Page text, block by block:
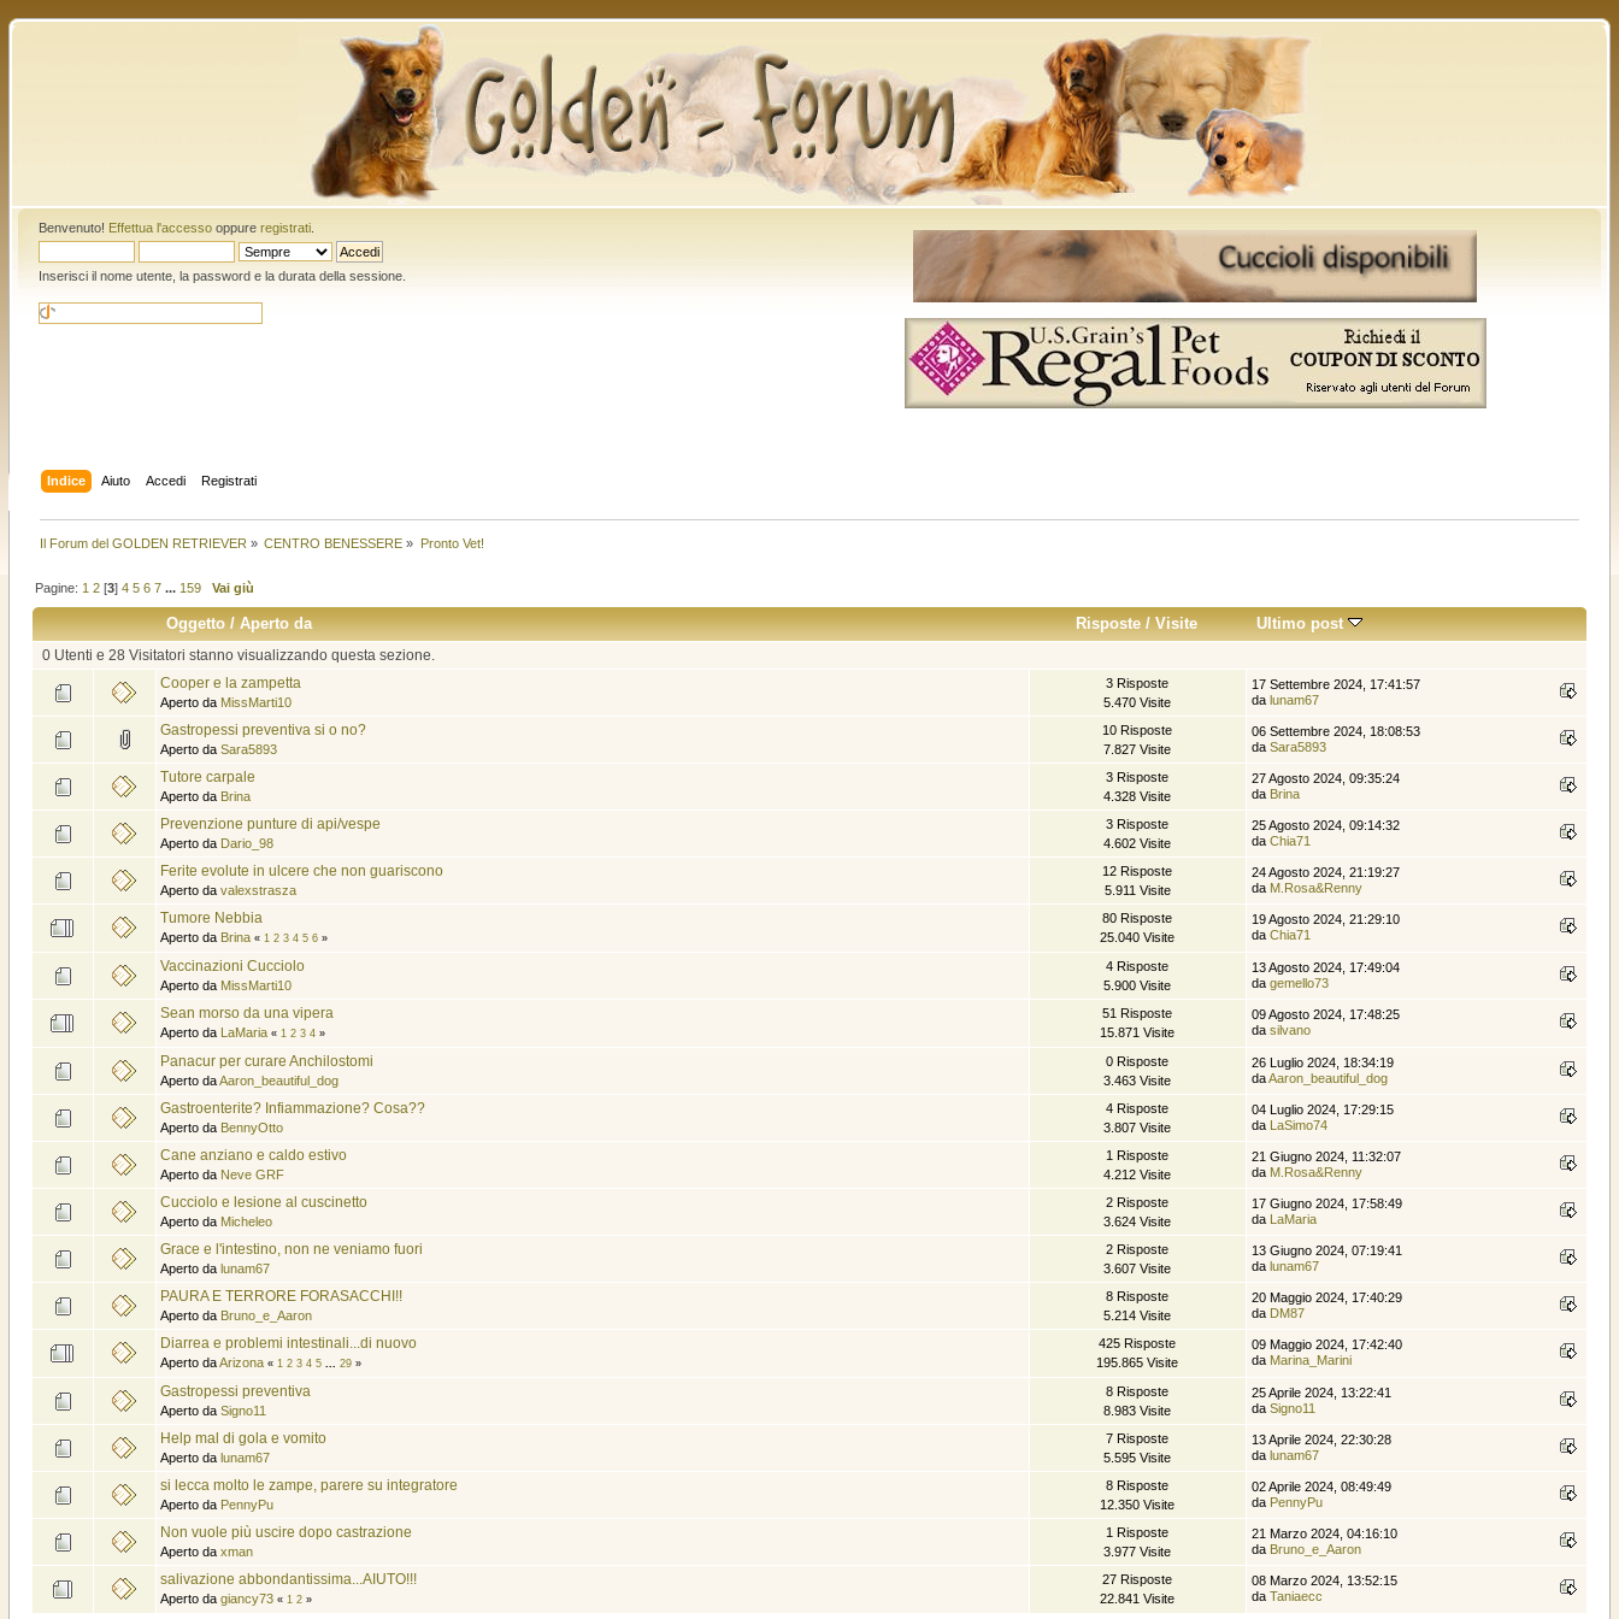
Benvenuto! Effettua l'accessooppure registrati.
Inserisci il nome utente, la password e la durata della sessione.
Indice Aiuto Accedi Registrati
Il Forum del GOLDEN RETRIEVER » CENTRO BENESSERE » Pronto Vet!
Pagine: 1 2[3] 4 5 6 7 ... 159 Vai giù
Oggetto/Aperto da Risposte/Visite Ultimo post
0 Utenti e 28 Visitatori stanno visualizzando questa sezione.
Cooper e la zampetta
Aperto da MissMarti10
3 Risposte
5.470 Visite
17 Settembre 2024, 17:41:57
da lunam67
Gastropessi preventiva si o no?
Aperto da Sara5893
10 Risposte
7.827 Visite
06 Settembre 2024, 18:08:53
da Sara5893
Tutore carpale
Aperto da Brina
3 Risposte
4.328 Visite
27 Agosto 2024, 09:35:24
da Brina
Prevenzione punture di api/vespe
Aperto da Dario_98
3 Risposte
4.602 Visite
25 Agosto 2024, 09:14:32
da Chia71
Ferite evolute in ulcere che non guariscono
Aperto da valexstrasza
12 Risposte
5.911 Visite
24 Agosto 2024, 21:19:27
da M.Rosa&Renny
Tumore Nebbia
Aperto da Brina « 1 2 3 4 5 6»
80 Risposte
25.040 Visite
19 Agosto 2024, 21:29:10
da Chia71
Vaccinazioni Cucciolo
Aperto da MissMarti10
4 Risposte
5.900 Visite
13 Agosto 2024, 17:49:04
da gemello73
Sean morso da una vipera
Aperto da LaMaria « 1 2 3 4»
51 Risposte
15.871 Visite
09 Agosto 2024, 17:48:25
da silvano
Panacur per curare Anchilostomi
Aperto daAaron_beautiful_dog
0 Risposte
3.463 Visite
26 Luglio 2024, 18:34:19
daAaron_beautiful_dog
Gastroenterite? Infiammazione? Cosa??
Aperto da BennyOtto
4 Risposte
3.807 Visite
04 Luglio 2024, 17:29:15
da LaSimo74
Cane anziano e caldo estivo
Aperto da Neve GRF
1 Risposte
4.212 Visite
21 Giugno 2024, 11:32:07
da M.Rosa&Renny
Cucciolo e lesione al cuscinetto
Aperto da Micheleo
2 Risposte
3.624 Visite
17 Giugno 2024, 17:58:49
da LaMaria
Grace e l'intestino, non ne veniamo fuori
Aperto da lunam67
2 Risposte
3.607 Visite
13 Giugno 2024, 07:19:41
da lunam67
PAURA E TERRORE FORASACCHI!!
Aperto da Bruno_e_Aaron
8 Risposte
5.214 Visite
20 Maggio 2024, 17:40:29
da DM87
Diarrea e problemi intestinali...di nuovo
Aperto daArizona « 1 2 3 4 5 29»
425 Risposte
195.865 Visite
09 Maggio 2024, 17:42:40
da Marina_Marini
Gastropessi preventiva
Aperto da Signo11
8 Risposte
8.983 Visite
25 Aprile 2024, 13:22:41
da Signo11
Help mal di gola e vomito
Aperto da lunam67
7 Risposte
5.595 Visite
13 Aprile 2024, 22:30:28
da lunam67
si lecca molto le zampe, parere su integratore
Aperto da PennyPu
8 Risposte
12.350 Visite
02 Aprile 2024, 08:49:49
da PennyPu
Non vuole più uscire dopo castrazione
Aperto da xman
1 Risposte
3.977 Visite
21 Marzo 2024, 04:16:10
da Bruno_e_Aaron
salivazione abbondantissima...AIUTO!!!
Aperto da giancy73 « 1 2»
27 Risposte
22.841 Visite
08 Marzo 2024, 13:52:15
da Taniaecc